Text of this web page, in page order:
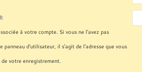
à votre compte. Si vous ne l’avez pas
panneau d’utilisateur, il s’agit de l’adresse que vous
votre enregistrement.